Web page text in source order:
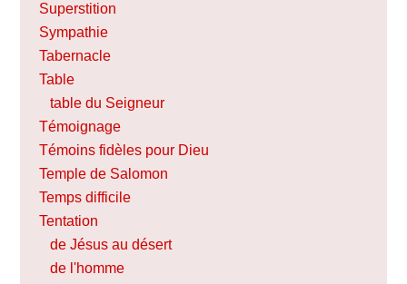
Superstition
Sympathie
Tabernacle
Table
table du Seigneur
Témoignage
Témoins fidèles pour Dieu
Temple de Salomon
Temps difficile
Tentation
de Jésus au désert
de l'homme